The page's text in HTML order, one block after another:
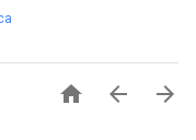
  